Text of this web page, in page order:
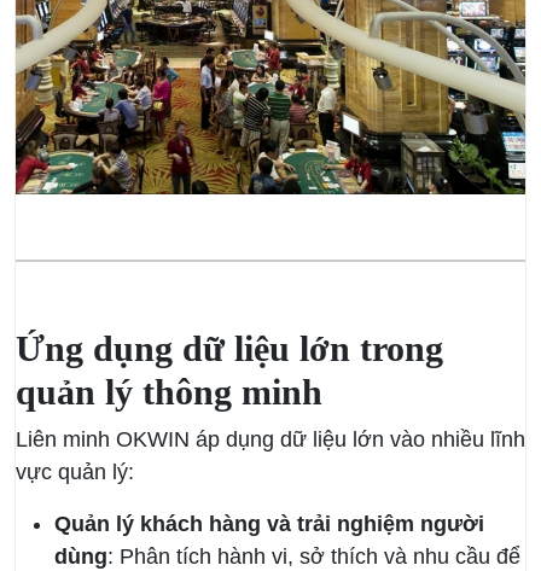
Ứng dụng dữ liệu lớn trong
quản lý thông minh
Liên minh OKWIN áp dụng dữ liệu lớn vào nhiều lĩnh
vực quản lý:
Quản lý khách hàng và trải nghiệm người
dùng: Phân tích hành vi, sở thích và nhu cầu để